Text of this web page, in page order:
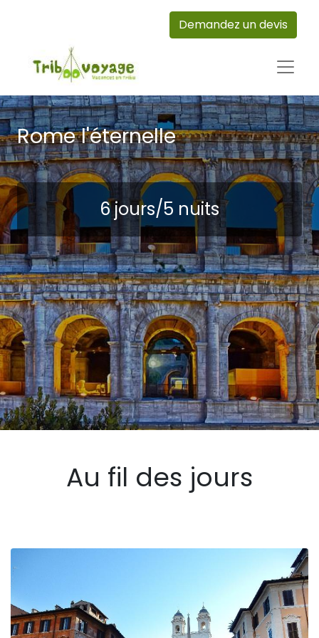
Demandez un devis
Rome l'éternelle
6 jours/5 nuits
Au fil des jours